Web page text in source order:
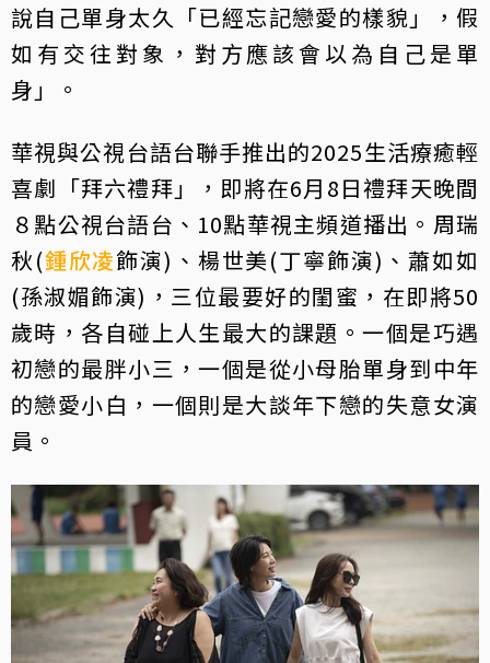
說自己單身太久「已經忘記戀愛的樣貌」，假
如有交往對象，對方應該會以為自己是單
身」。
華視與公視台語台聯手推出的2025生活療癒輕
喜劇「拜六禮拜」，即將在6月8日禮拜天晚間
８點公視台語台、10點華視主頻道播出。周瑞
秋(鍾欣凌飾演)、楊世美(丁寧飾演)、蕭如如
(孫淑媚飾演)，三位最要好的閨蜜，在即將50
歲時，各自碰上人生最大的課題。一個是巧遇
初戀的最胖小三，一個是從小母胎單身到中年
的戀愛小白，一個則是大談年下戀的失意女演
員。